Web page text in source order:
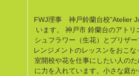
FWJ理事 神戸鈴蘭台校”Atelier
います。
神戸市 鈴蘭台のアトリ
シュフラワー（生花）とプリザ
レンジメントのレッスンをおこな
室開校や花を仕事にしたい人の
に力を入れています。小さな庭